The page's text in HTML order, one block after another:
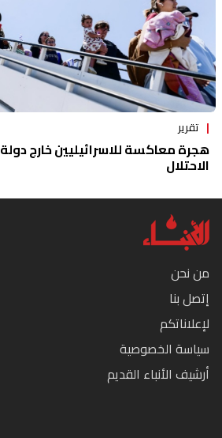
تقرير
هجرة معاكسة للاسرائيليين خارج دولة
الاحتلال
من نحن
إتصل بنا
لإعلاناتكم
سياسة الخصوصية
أرشيف الأنباء القديم